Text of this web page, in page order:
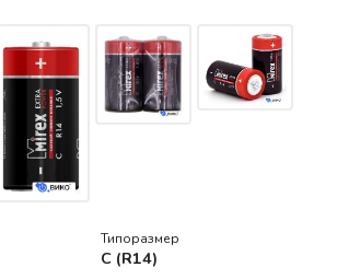
Типоразмер
C (R14)